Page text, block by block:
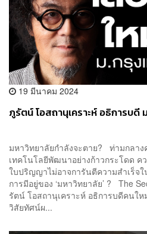
19 มีนาคม 2024
ภูรัตน์ โอสถานุเคราะห์ อธิการบดี
มหาวิทยาลัยกำลังจะตาย? ท่ามกลา
เทคโนโลยีพัฒนาอย่างก้าวกระโดด ค
ใบปริญญาไม่อาจการันตีความสำเร็จ
การมีอยู่ของ ‘มหาวิทยาลัย’ ? The
รัตน์ โอสถานุเคราะห์ อธิการบดีคนให
วิสัยทัศน์ผ...